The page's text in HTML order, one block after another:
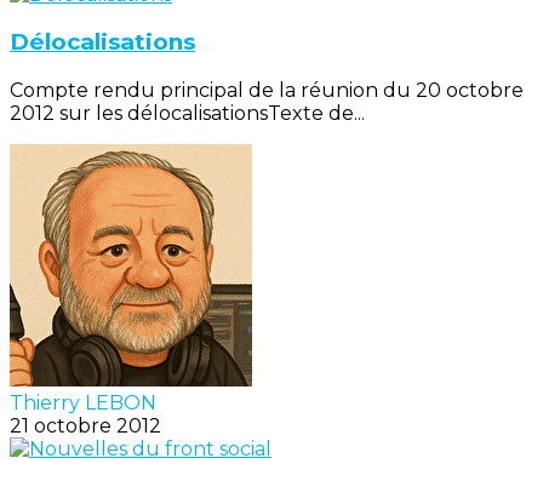
Délocalisations
Compte rendu principal de la réunion du 20 octobre
2012 sur les délocalisationsTexte de...
Thierry LEBON
21 octobre 2012